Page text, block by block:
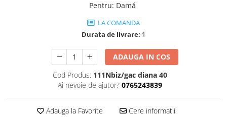
Pentru: Damă
LA COMANDA
Durata de livrare: 1
ADAUGA IN COS
Cod Produs: 111Nbiz/gac diana 40
Ai nevoie de ajutor? 0765243839
Adauga la Favorite Cere informatii